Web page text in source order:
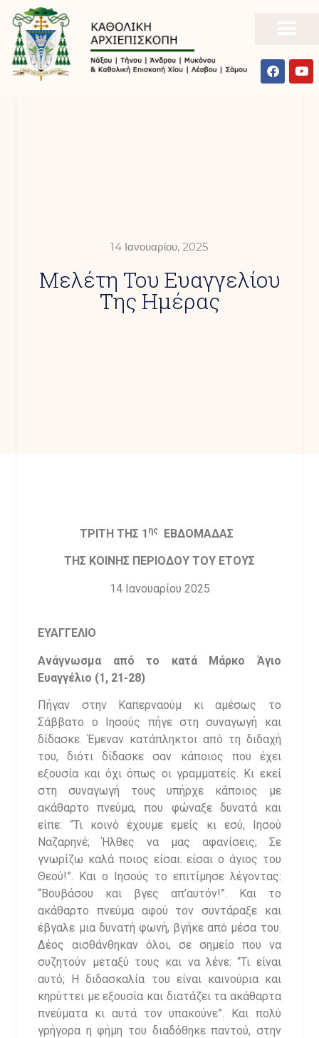
14 Ιανουαρίου, 2025
Mελέτη Του Ευαγγελίου
Της Ημέρας
ΤΡΙΤΗ ΤΗΣ 1 ης ΕΒΔΟΜΑΔΑΣ
ΤΗΣ ΚΟΙΝΗΣ ΠΕΡΙΟΔΟΥ ΤΟΥ ΕΤΟΥΣ
14 Ιανουαρίου 2025
ΕΥΑΓΓΕΛΙΟ
Ανάγνωσμα από το κατά Μάρκο Άγιο
Ευαγγέλιο (1, 21-28)
Πήγαν στην Καπερναούμ κι αμέσως το
Σάββατο ο Ιησούς πήγε στη συναγωγή και
δίδασκε. Έμεναν κατάπληκτοι από τη διδαχή
του, διότι δίδασκε σαν κάποιος που έχει
εξουσία και όχι όπως οι γραμματείς. Κι εκεί
στη συναγωγή τους υπήρχε κάποιος με
ακάθαρτο πνεύμα, που φώναξε δυνατά και
είπε: “Τι κοινό έχουμε εμείς κι εσύ, Ιησού
Ναζαρηνέ; Ήλθες να μας αφανίσεις; Σε
γνωρίζω καλά ποιος είσαι: είσαι ο άγιος του
Θεού!”. Και ο Ιησούς το επιτίμησε λέγοντας:
“Βουβάσου και βγες απ’αυτόν!”. Και το
ακάθαρτο πνεύμα αφού τον συντάραξε και
έβγαλε μια δυνατή φωνή, βγήκε από μέσα του.
Δέος αισθάνθηκαν όλοι, σε σημείο που να
συζητούν μεταξύ τους και να λένε: “Τι είναι
αυτό; Η διδασκαλία του είναι καινούρια και
κηρύττει με εξουσία και διατάζει τα ακάθαρτα
πνεύματα κι αυτά τον υπακούνε”. Και πολύ
γρήγορα η φήμη του διαδόθηκε παντού, στην